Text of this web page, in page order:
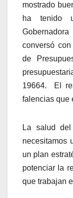
mostrado
ha tenido
conversó
de
19664. El
falencias que
La salud
necesitamos
un plan
potenciar la
que trabajan